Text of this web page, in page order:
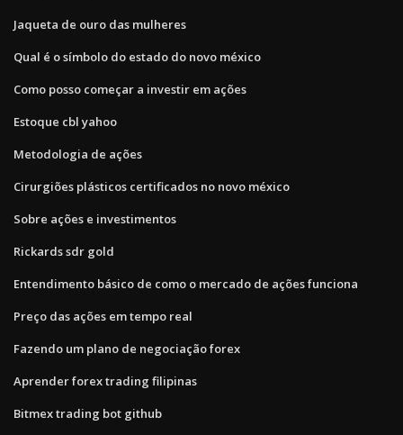
Jaqueta de ouro das mulheres
Qual é o símbolo do estado do novo méxico
Como posso começar a investir em ações
Estoque cbl yahoo
Metodologia de ações
Cirurgiões plásticos certificados no novo méxico
Sobre ações e investimentos
Rickards sdr gold
Entendimento básico de como o mercado de ações funciona
Preço das ações em tempo real
Fazendo um plano de negociação forex
Aprender forex trading filipinas
Bitmex trading bot github